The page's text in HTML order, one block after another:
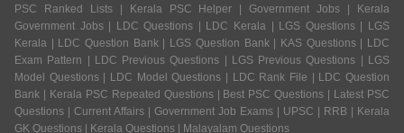
PSC Ranked Lists | Kerala PSC Helper | Government Jobs | Kerala
Government Jobs | LDC Questions | LDC Kerala | LGS Questions | LGS
Kerala | LDC Question Bank | LGS Question Bank | KAS Questions | LDC
Exam Pattern | LDC Previous Questions | LGS Previous Questions | LGS
Model Questions | LDC Model Questions | LDC Rank File | LDC Question
Bank | Kerala PSC Repeated Questions | Best PSC Questions | Latest PSC
Questions | Current Affairs | Government Job Exams | UPSC | RRB | Kerala
GK Questions | Kerala Questions | Malayalam Questions